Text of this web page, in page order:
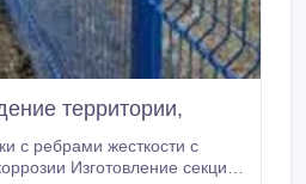
территории,
с ребрами жесткости с
Изготовление секций